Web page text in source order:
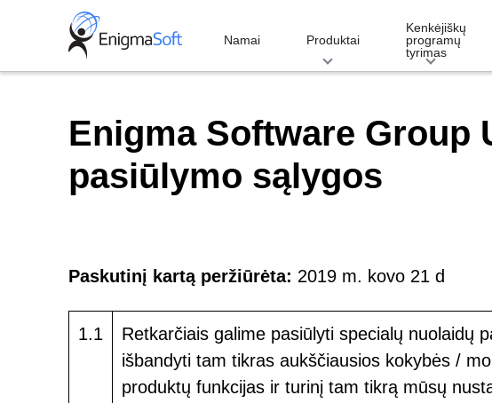
Namai Produktai
Kenkėjiškų
programų
tyrimas
Enigma Software Group
pasiūlymo sąlygos
Paskutinį kartą peržiūrėta: 2019 m. kovo 21 d
1.1
Retkarčiais galime pasiūlyti specialų nuolaidų
išbandyti tam tikras aukščiausios kokybės /
produktų funkcijas ir turinį tam tikrą mūsų